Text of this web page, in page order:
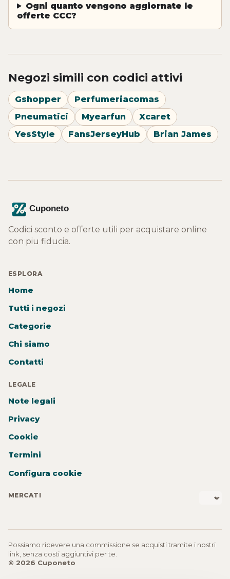
Ogni quanto vengono aggiornate le
offerte CCC?
Negozi simili con codici attivi
Gshopper
Perfumeriacomas
Pneumatici
Myearfun
Xcaret
YesStyle
FansJerseyHub Brian James
Codici sconto e offerte utili per acquistare online
con piu fiducia.
ESPLORA
Home
Tutti i negozi
Categorie
Chi siamo
Contatti
LEGALE
Note legali
Privacy
Cookie
Termini
Configura cookie
MERCATI
Possiamo ricevere una commissione se acquisti tramite i nostri
link, senza costi aggiuntivi per te.
© 2026 Cuponeto